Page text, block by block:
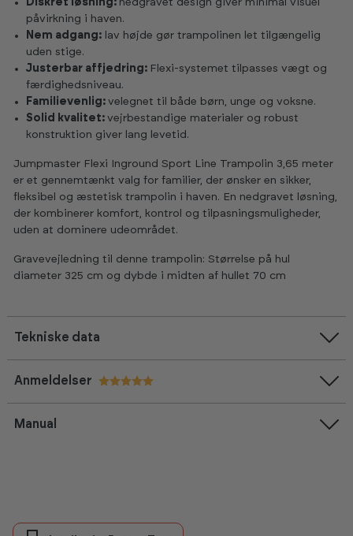
påvirkning i haven.
Nem adgang: lav højde gør trampolinen let tilgængelig
uden stige.
Justerbar affjedring: Flexi-systemet tilpasses vægt og
færdighedsniveau.
Familievenlig: velegnet til både børn, unge og voksne.
Solid kvalitet: vejrbestandige materialer og robust
konstruktion giver lang levetid.
Jumpmaster Flexi Inground Sport Line Trampolin 3,65 meter
er et gennemtænkt valg for familier, der ønsker en sikker,
fleksibel og æstetisk trampolin i haven. En nedgravet løsning,
der kombinerer komfort, kontrol og tilpasningsmuligheder,
uden at dominere udeområdet.
Gravevejledning til denne trampolin: Størrelse på hul
diameter 325 cm og dybde i midten af hullet 70 cm
Tekniske data
Anmeldelser
Manual